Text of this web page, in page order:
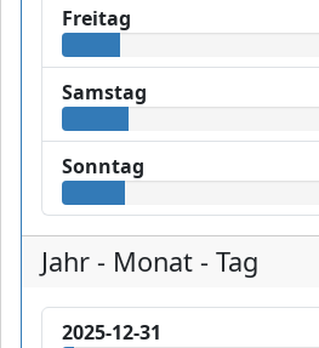
Freitag
Samstag
Sonntag
Jahr - Monat - Tag
2025-12-31